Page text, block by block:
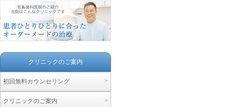
クリニックのご案内
初回無料カウンセリング >
クリニックのご案内 >